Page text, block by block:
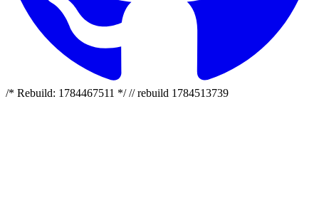
/* Rebuild: 1784467511 */ // rebuild 1784513739